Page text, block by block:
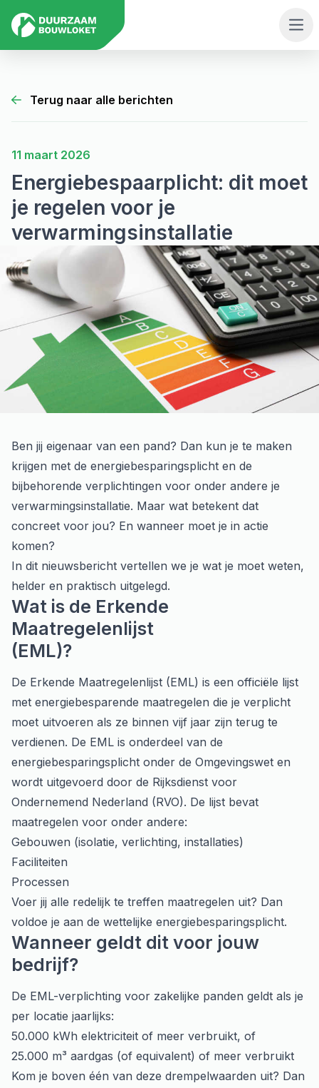
Terug naar alle berichten
11 maart 2026
Energiebespaarplicht: dit moet
je regelen voor je
verwarmingsinstallatie
Ben jij eigenaar van een pand? Dan kun je te maken
krijgen met de energiebesparingsplicht en de
bijbehorende verplichtingen voor onder andere je
verwarmingsinstallatie. Maar wat betekent dat
concreet voor jou? En wanneer moet je in actie
komen?
In dit nieuwsbericht vertellen we je wat je moet weten,
helder en praktisch uitgelegd.
Wat is de Erkende
Maatregelenlijst
(EML)?
De Erkende Maatregelenlijst (EML) is een officiële lijst
met energiebesparende maatregelen die je verplicht
moet uitvoeren als ze binnen vijf jaar zijn terug te
verdienen. De EML is onderdeel van de
energiebesparingsplicht onder de Omgevingswet en
wordt uitgevoerd door de Rijksdienst voor
Ondernemend Nederland (RVO). De lijst bevat
maatregelen voor onder andere:
Gebouwen (isolatie, verlichting, installaties)
Faciliteiten
Processen
Voer jij alle redelijk te treffen maatregelen uit? Dan
voldoe je aan de wettelijke energiebesparingsplicht.
Wanneer geldt dit voor jouw
bedrijf?
De EML-verplichting voor zakelijke panden geldt als je
per locatie jaarlijks:
50.000 kWh elektriciteit of meer verbruikt, of
25.000 m³ aardgas (of equivalent) of meer verbruikt
Kom je boven één van deze drempelwaarden uit? Dan